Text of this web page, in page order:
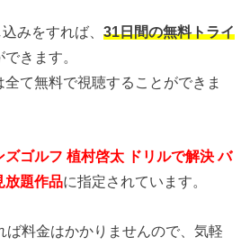
みをすれば、31日間の無料トライ
きます。
て無料で視聴することができま
ズゴルフ 植村啓太 ドリルで解決 バ
放題作品に指定されています。
ば料金はかかりませんので、気軽